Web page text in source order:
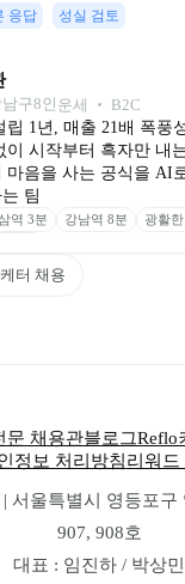
응답 성실 검토
구8인 운세 ‧ B2C
립 1년, 매출 21배 폭풍
이 시작부터 흑자만 내
마음을 사는 공식을 AI
팀
역 3분 강남역 8분
광활
터 채용
문 채용관블로그Reflo
정보 처리방침리워드
서울특별시 영등포구
907, 908호
대표 : 임진하 / 박상민